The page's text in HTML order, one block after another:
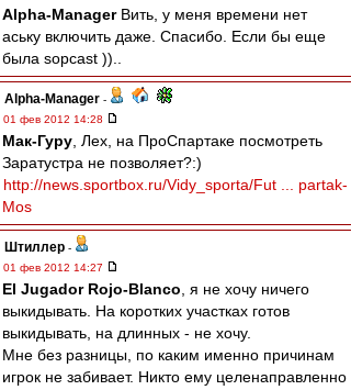
Alpha-ManagerВить, у меня времени нет
аську включить даже. Спасибо. Если бы еще
была sopcast ))..
Alpha-Manager -
01 фев 2012 14:28
Мак-Гуру , Лех, на ПроСпартаке посмотреть
Заратустра не позволяет?:)
http://news.sportbox.ru/Vidy_sporta/Fut ... partak-
Mos
Штиллер -
01 фев 2012 14:27
El Jugador Rojo-Blanco , я не хочу ничего
выкидывать. На коротких участках готов
выкидывать, на длинных - не хочу.
Мне без разницы, по каким именно причинам
игрок не забивает. Никто ему целенаправленно